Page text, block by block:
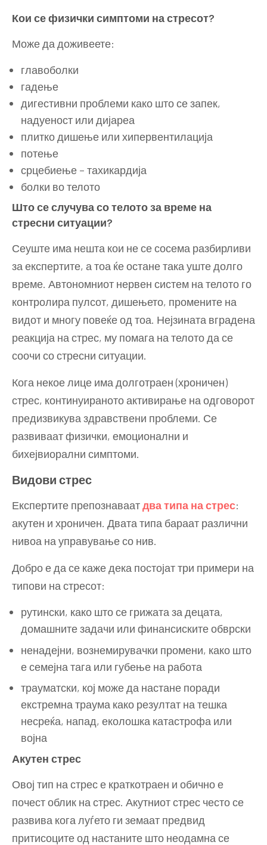
Кои се физички симптоми на стресот?
Може да доживеете:
главоболки
гадење
дигестивни проблеми како што се запек,
надуеност или дијареа
плитко дишење или хипервентилација
потење
срцебиење – тахикардија
болки во телото
Што се случува со телото за време на
стресни ситуации?
Сеуште има нешта кои не се сосема разбирливи
за експертите, а тоа ќе остане така уште долго
време. Автономниот нервен систем на телото го
контролира пулсот, дишењето, промените на
видот и многу повеќе од тоа. Нејзината вградена
реакција на стрес, му помага на телото да се
соочи со стресни ситуации.
Кога некое лице има долготраен (хроничен)
стрес, континуираното активирање на одговорот
предизвикува здравствени проблеми. Се
развиваат физички, емоционални и
бихејвиорални симптоми.
Видови стрес
Експертите препознаваатдва типа на стрес:
акутен и хроничен. Двата типа бараат различни
нивоа на управување со нив.
Добро е да се каже дека постојат три примери на
типови на стресот:
рутински, како што се грижата за децата,
домашните задачи или финансиските обврски
ненадејни, вознемирувачки промени, како што
е семејна тага или губење на работа
трауматски, кој може да настане поради
екстремна траума како резултат на тешка
несреќа, напад, еколошка катастрофа или
војна
Акутен стрес
Овој тип на стрес е краткотраен и обично е
почест облик на стрес. Акутниот стрес често се
развива кога луѓето ги земаат предвид
притисоците од настаните што неодамна се